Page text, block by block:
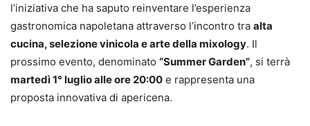
l’iniziativa che ha saputo reinventare l’esperienza
gastronomica napoletana attraverso l’incontro tra alta
cucina, selezione vinicola e arte della mixology. Il
prossimo evento, denominato “Summer Garden”, si terrà
martedì 1° luglio alle ore 20:00 e rappresenta una
proposta innovativa di apericena.